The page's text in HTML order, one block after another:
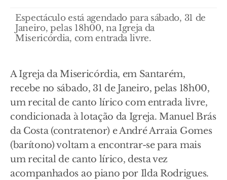
Espectáculo está agendado para sábado, 31 de
Janeiro, pelas 18h00, na Igreja da
Misericórdia, com entrada livre.
A Igreja da Misericórdia, em Santarém,
recebe no sábado, 31 de Janeiro, pelas 18h00,
um recital de canto lírico com entrada livre,
condicionada à lotação da Igreja. Manuel Brás
da Costa (contratenor) e André Arraia Gomes
(barítono) voltam a encontrar-se para mais
um recital de canto lírico, desta vez
acompanhados ao piano por Ilda Rodrigues.